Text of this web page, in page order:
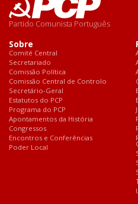
Partido Comunista Português
Sobre
Comité Central
Secretariado
Comissão Política
Comissão Central de Controlo
Secretário-Geral
Estatutos do PCP
Programa do PCP
Apontamentos da História
Congressos
Encontros e Conferências
Poder Local